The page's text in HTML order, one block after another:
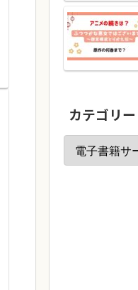
カテゴリー